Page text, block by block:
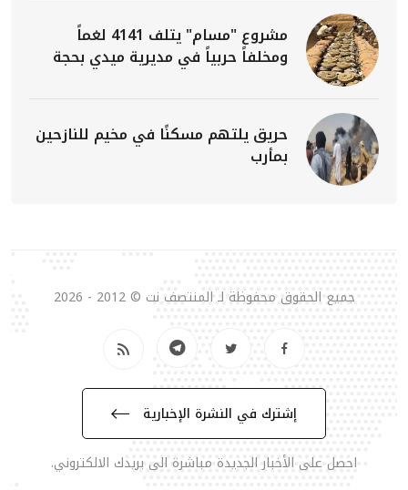
مشروع "مسام" يتلف 4141 لغماً
ومخلفاً حربياً في مديرية ميدي بحجة
حريق يلتهم مسكنًا في مخيم للنازحين
بمأرب
جميع الحقوق محفوظة لـ المنتصف نت © 2012 - 2026
إشترك في النشرة الإخبارية
احصل على الأخبار الجديدة مباشرة الى بريدك الالكتروني.